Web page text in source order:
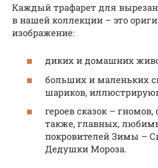
Каждый трафарет для
в нашей коллекции – это
изображение:
диких и домашних
больших и маленьких
шариков,
героев сказок – гномов,
также, главных,
покровителей Зимы –
Дедушки Мороза.